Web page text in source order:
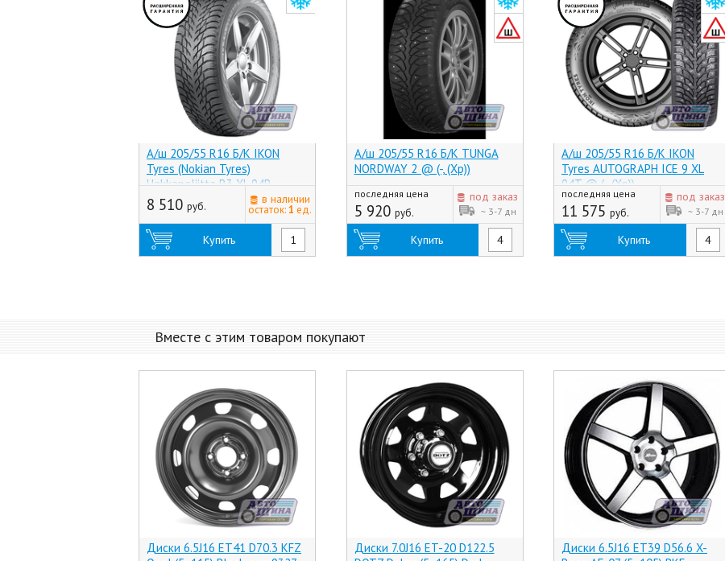
А/ш 205/55 R16 Б/К IKON
Tyres (Nokian Tyres)
Hakkapeliitta R3 XL 94R
(Россия)
8 510 руб.
в наличии
остаток:1 ед.
Купить
А/ш 205/55 R16 Б/К TUNGA
NORDWAY 2 @ (-, (Хр))
последняя цена
5 920 руб.
под заказ
~ 3-7 дн
Купить
А/ш 205/55 R16 Б/К IKON
Tyres AUTOGRAPH ICE 9 XL
94T @ (-, (Хр))
последняя цена
11 575 руб.
под заказ
~ 3-7 дн
Купить
Вместе с этим товаром покупают
Диски 6.5J16 ET41 D70.3 KFZ
Диски 7.0J16 ET-20 D122.5
Диски 6.5J16 ET39 D56.6 X-